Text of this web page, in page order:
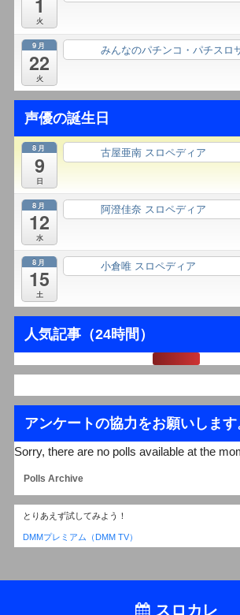
1
火
9月
22
火
みんなのパチンコ・パチスロ
声優の誕生日
8月
9
日
古屋亜南 スロペディア
8月
12
水
阿澄佳奈 スロペディア
8月
15
土
小倉唯 スロペディア
人気記事（24時間）
アンケートの協力をお願いします
Sorry, there are no polls available at the
Polls Archive
とりあえず試してみよう！
DMMプレミアム（DMM TV）
スロカレ